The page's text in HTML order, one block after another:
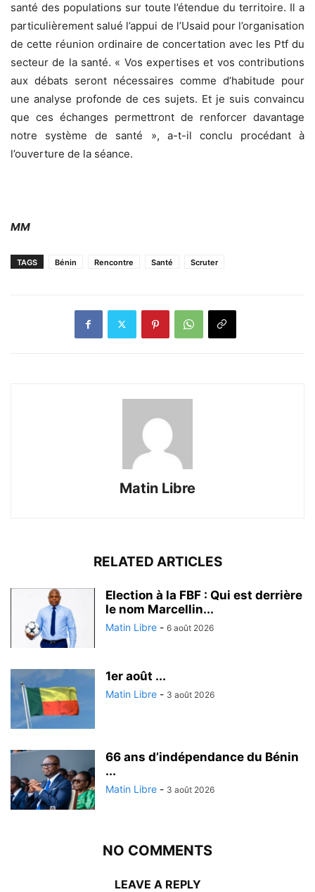
santé des populations sur toute l’étendue du territoire. Il a
particulièrement salué l’appui de l’Usaid pour l’organisation
de cette réunion ordinaire de concertation avec les Ptf du
secteur de la santé. « Vos expertises et vos contributions
aux débats seront nécessaires comme d’habitude pour
une analyse profonde de ces sujets. Et je suis convaincu
que ces échanges permettront de renforcer davantage
notre système de santé », a-t-il conclu procédant à
l’ouverture de la séance.
MM
TAGS Bénin Rencontre Santé Scruter
Matin Libre
RELATED ARTICLES
Election à la FBF : Qui est derrière
le nom Marcellin...
Matin Libre - 6 août 2026
1er août ...
Matin Libre - 3 août 2026
66 ans d’indépendance du Bénin
...
Matin Libre - 3 août 2026
NO COMMENTS
LEAVE A REPLY